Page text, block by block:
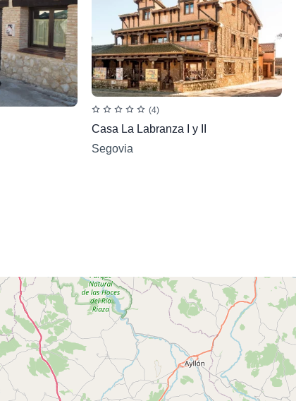
(4)
Casa La Labranza I y II
Segovia